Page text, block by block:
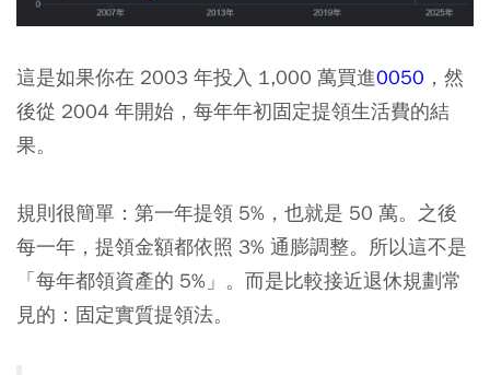
這是如果你在 2003 年投入 1,000 萬買進0050 ，然
後從 2004 年開始，每年年初固定提領生活費的結
果。
規則很簡單：第一年提領 5%，也就是 50 萬。之後
每一年，提領金額都依照 3% 通膨調整。所以這不是
「每年都領資產的 5%」。而是比較接近退休規劃常
見的：固定實質提領法。